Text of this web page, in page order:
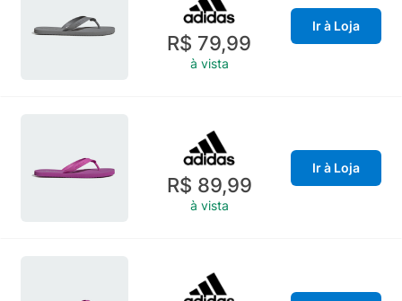
R$ 79,99
à vista
Ir à Loja
R$ 89,99
à vista
Ir à Loja